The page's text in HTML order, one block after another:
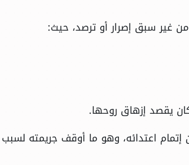
غير سبق إصرار أو ترصد، حيث:
يقصد إزهاق روحها.
اعتدائه، وهو ما أوقف جريمته لسبب